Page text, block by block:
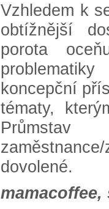
Vzhledem k
obtížnější
porota
koncepční
tématy,
dovolené.